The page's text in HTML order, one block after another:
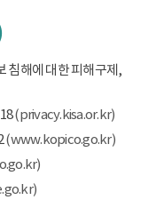
침해에 대한 피해구제,
(privacy.kisa.or.kr)
(www.kopico.go.kr)